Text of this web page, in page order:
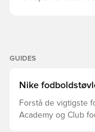
GUIDES
Nike
Forstå de vigtigste
Academy og Club